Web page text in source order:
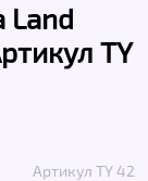
Land
TY
Артикул TY 42